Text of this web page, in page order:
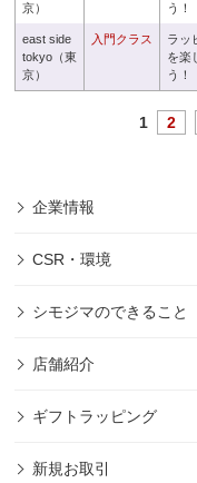
京）
う！
east side
tokyo（東
京）
入門クラス
ラッ
を楽
う！
1 2
企業情報
CSR・環境
シモジマのできること
店舗紹介
ギフトラッピング
新規お取引